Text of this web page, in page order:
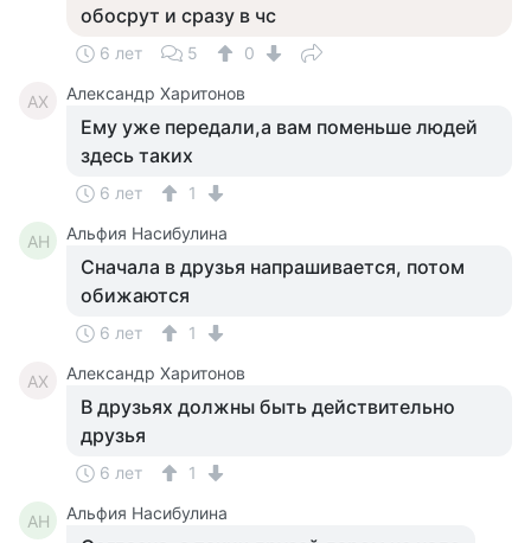
обосрут и сразу в чс
6 лет 5 0
АХ Александр Харитонов
Ему уже передали,а вам поменьше людей
здесь таких
6 лет 1
АН Альфия Насибулина
Сначала в друзья напрашивается, потом
обижаются
6 лет 1
АХ Александр Харитонов
В друзьях должны быть действительно
друзья
6 лет 1
АН Альфия Насибулина